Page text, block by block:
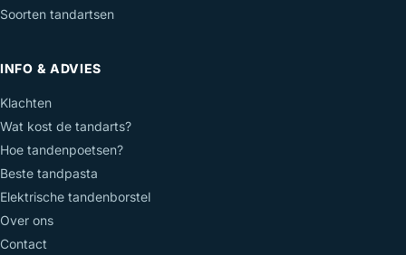
Soorten tandartsen
INFO & ADVIES
Klachten
Wat kost de tandarts?
Hoe tandenpoetsen?
Beste tandpasta
Elektrische tandenborstel
Over ons
Contact